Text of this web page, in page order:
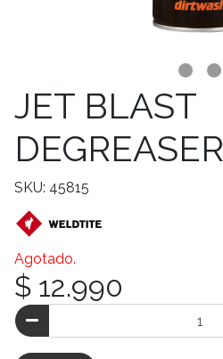
JET BLAST
DEGREASER
SKU: 45815
Agotado.
$ 12.990